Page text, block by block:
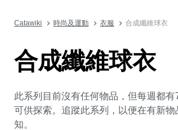
Catawiki 時尚及運動 衣服 合成纖維球衣
合成纖維球衣
此系列目前沒有任何物品，但每週都有
可供探索。追蹤此系列，以便在有新物
知。